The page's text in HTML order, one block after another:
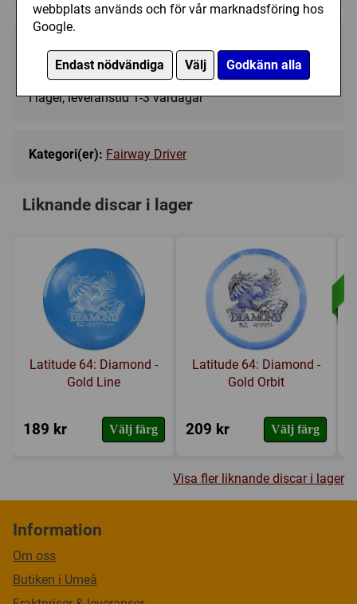
webbplats används och för vår marknadsföring hos
Google.
Endast nödvändiga Välj Godkänn alla
189 kr Köp
I lager, leveranstid 1-3 vardagar
Kategori(er): Fairway Driver
Liknande discar i lager
Latitude 64: Diamond -
Gold Line
189 kr Välj färg
Latitude 64: Diamond -
Gold Orbit
209 kr Välj färg
Visa fler liknande discar i lager
Information
Om oss
Butiken i Umeå